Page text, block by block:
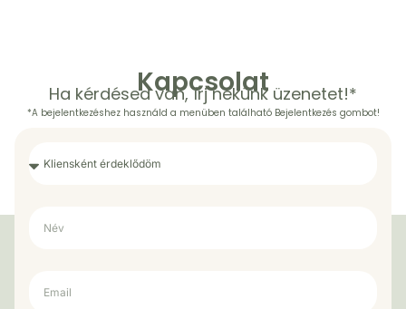
Kapcsolat
Ha kérdésed van, írj nekünk üzenetet!*
*A bejelentkezéshez használd a menüben található Bejelentkezés gombot!